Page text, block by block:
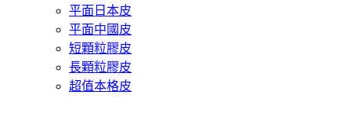
平面日本皮
平面中國皮
短顆粒膠皮
長顆粒膠皮
超值本格皮